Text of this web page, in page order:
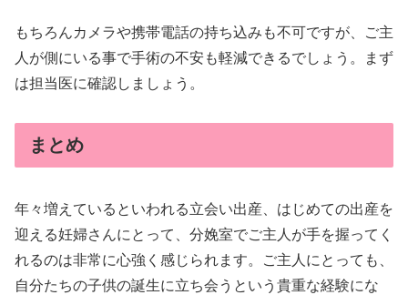
もちろんカメラや携帯電話の持ち込みも不可ですが、ご主
人が側にいる事で手術の不安も軽減できるでしょう。まず
は担当医に確認しましょう。
まとめ
年々増えているといわれる立会い出産、はじめての出産を
迎える妊婦さんにとって、分娩室でご主人が手を握ってく
れるのは非常に心強く感じられます。ご主人にとっても、
自分たちの子供の誕生に立ち会うという貴重な経験にな